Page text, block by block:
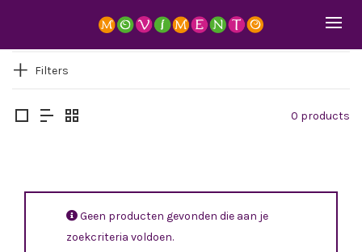
Filters
0 products
Geen producten gevonden die aan je
zoekcriteria voldoen.